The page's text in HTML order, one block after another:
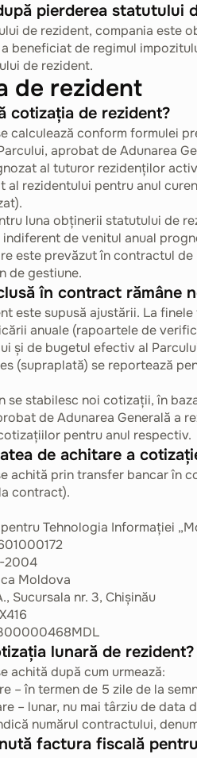
pierderea statutului
de rezident, compania este
beneficiat de regimul
de rezident.
de rezident
cotizația de rezident?
calculează conform formulei
aprobat de Adunarea
al tuturor rezidenților
al rezidentului pentru anul
luna obținerii statutului de
de venitul anual
este prevăzut în contractul
de gestiune.
în contract rămâne
este supusă ajustării. La
anuale (rapoartele de
și de bugetul efectiv al
(supraplată) se reportează
se stabilesc noi cotizații, în
de Adunarea Generală a
pentru anul respectiv.
de achitare a
achită prin transfer bancar în
contract).
Tehnologia Informației
2004
Moldova
Sucursala nr. 3, Chișinău
lunară de rezident?
achită după cum urmează:
– în termen de 5 zile de la
– lunar, nu mai târziu de data
numărul contractului,
factura fiscală